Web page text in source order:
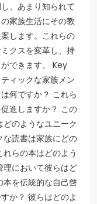
、あまり知られて
家族生活にその教
します。これらの
クスを変革し、持
できます。 Key
ィックな家族メン
何ですか？ これら
進しますか？ この
のようなユニーク
な読書は家族にどの
らの本はどのよう
理において彼らはど
を伝統的な自己啓
か？ 彼らはどのよ